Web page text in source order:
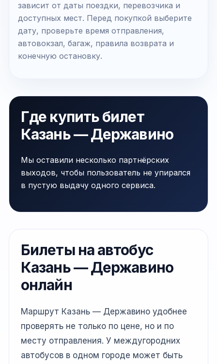
зависит от даты поездки, перевозчика и
доступных мест. Перед покупкой выберите
дату, проверьте время отправления,
автовокзал, багаж, правила возврата и
конечную остановку.
Где купить билет
Казань — Державино
Мы оставили несколько партнёрских
выходов, чтобы пользователь не упирался
в пустую выдачу одного сервиса.
Билеты на автобус
Казань — Державино
онлайн
Маршрут Казань — Державино удобнее
проверять не только по цене, но и по
месту отправления. У междугородних
автобусов в одном городе может быть